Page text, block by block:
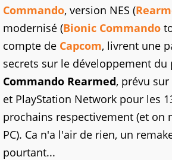
Commando, version NES (
modernisé (Bionic Commando
compte de Capcom, livrent une
secrets sur le développement du
Commando Rearmed, prévu sur
et PlayStation Network pour les
prochains respectivement (et on
PC). Ca n'a l'air de rien, un
pourtant...